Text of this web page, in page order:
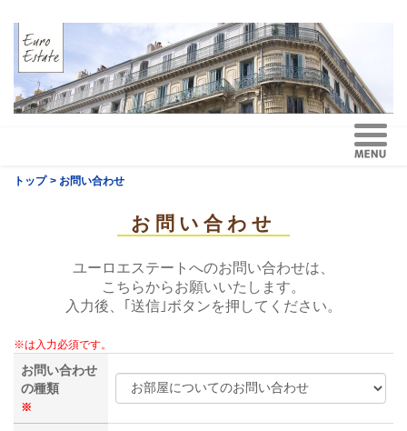
トップ > お問い合わせ
お問い合わせ
ユーロエステートへのお問い合わせは、
こちらからお願いいたします。
入力後、｢送信｣ボタンを押してください。
※は入力必須です。
お問い合わせ
の種類
※